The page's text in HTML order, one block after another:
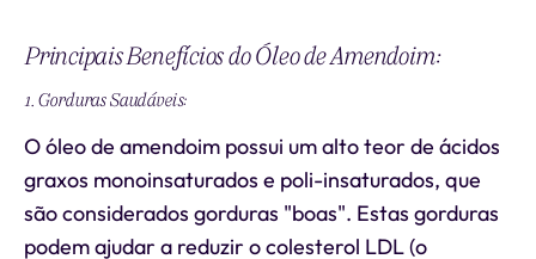
Principais Benefícios do Óleo de Amendoim:
1. Gorduras Saudáveis:
O óleo de amendoim possui um alto teor de ácidos
graxos monoinsaturados e poli-insaturados, que
são considerados gorduras "boas". Estas gorduras
podem ajudar a reduzir o colesterol LDL (o